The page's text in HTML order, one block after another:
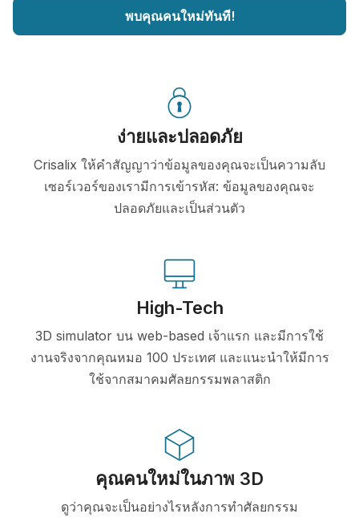
พบคุณคนใหม่ทันที!
ง่ายและปลอดภัย
Crisalix ให้คำสัญญาว่าข้อมูลของคุณจะเป็นความลับ
เซอร์เวอร์ของเรามีการเข้ารหัส: ข้อมูลของคุณจะ
ปลอดภัยและเป็นส่วนตัว
High-Tech
3D simulator บน web-based เจ้าแรก และมีการใช้
งานจริงจากคุณหมอ 100 ประเทศ และแนะนำให้มีการ
ใช้จากสมาคมศัลยกรรมพลาสติก
คุณคนใหม่ในภาพ 3D
ดูว่าคุณจะเป็นอย่างไรหลังการทำศัลยกรรม